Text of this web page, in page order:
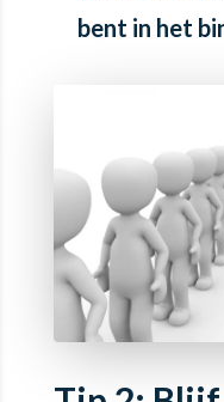
bent in het